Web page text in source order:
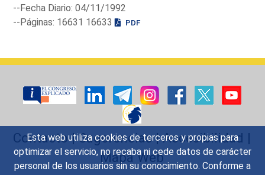
Esta web utiliza cookies de terceros y propias para
optimizar el servicio, no recaba ni cede datos de carácter
personal de los usuarios sin su conocimiento. Conforme a
--Fecha Diario: 04/11/1992
--Páginas: 16631 16633
PDF
Contacto|Sugerencias|Accesibilidad |
Mapa Web